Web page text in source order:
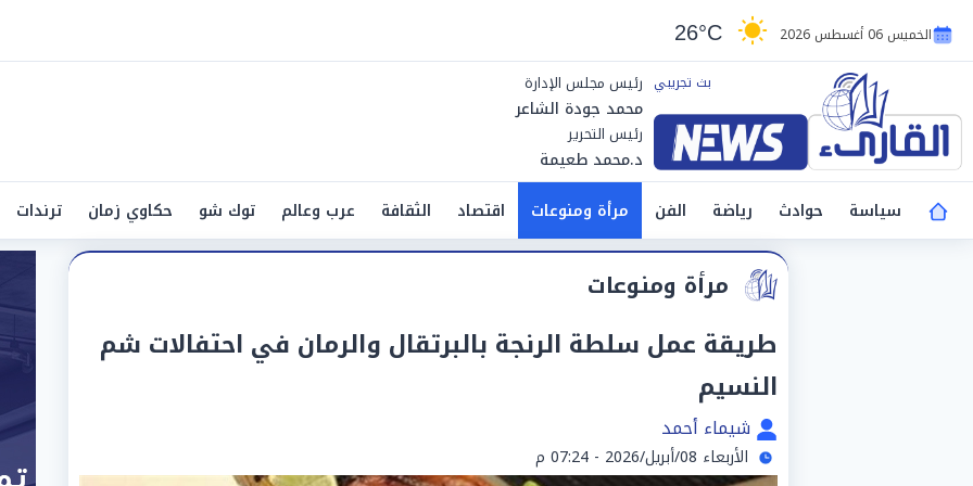
الخميس 06 أغسطس 2026 26°C
رئيس مجلس الإدارة
محمد جودة الشاعر
رئيس التحرير
د.محمد طعيمة
سياسة
حوادث رياضة الفن مرأة ومنوعات اقتصاد الثقافة عرب وعالم توك شو حكاوي زمان ترندات
مرأة ومنوعات
طريقة عمل سلطة الرنجة بالبرتقال والرمان في احتفالات شم
النسيم
شيماء أحمد
الأربعاء 08/أبريل/2026 - 07:24 م